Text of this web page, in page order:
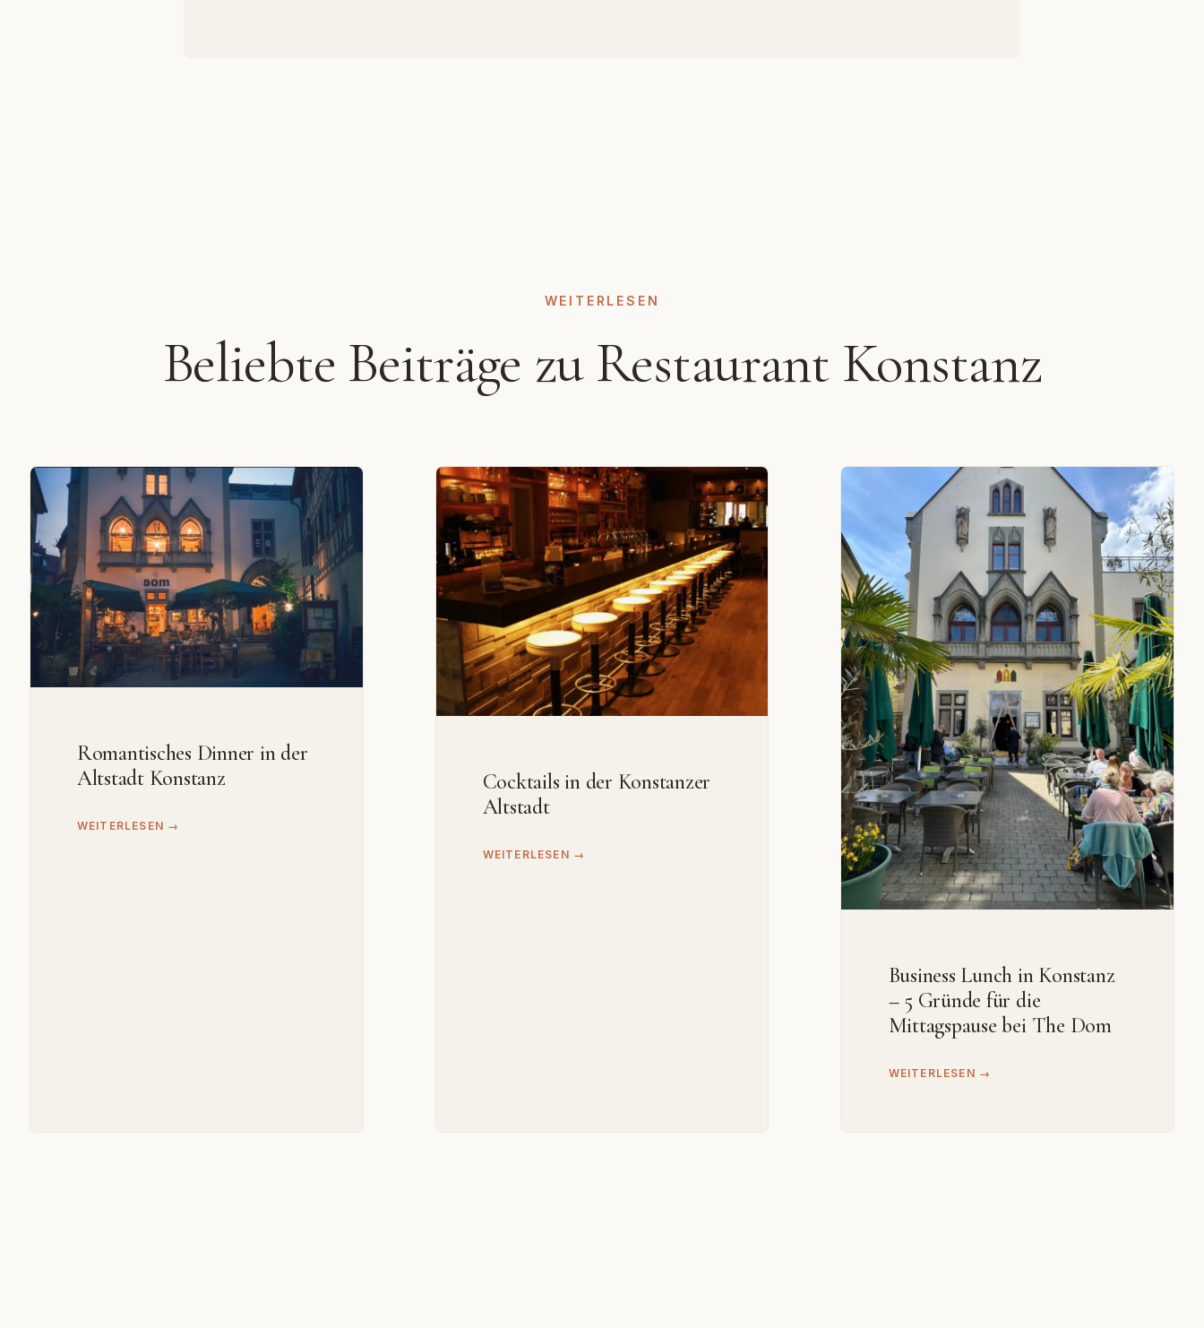
WEITERLESEN
Beliebte Beiträge zu Restaurant Konstanz
Romantisches Dinner in der
Altstadt Konstanz
WEITERLESEN →
Cocktails in der Konstanzer
Altstadt
WEITERLESEN →
Business Lunch in Konstanz
– 5 Gründe für die
Mittagspause bei The Dom
WEITERLESEN →